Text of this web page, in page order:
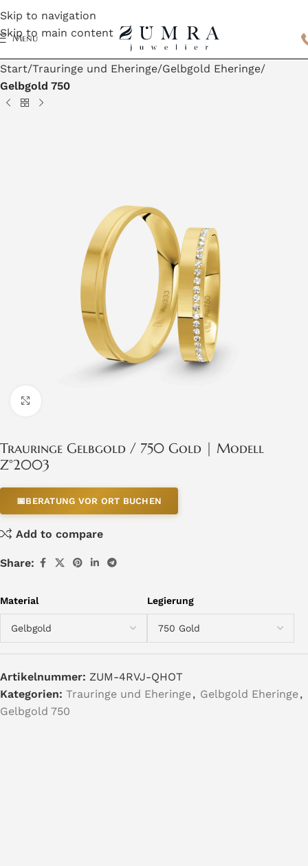
Skip to navigation
Skip to main content
Menu
Start Trauringe und Eheringe Gelbgold Eheringe
Gelbgold 750
Trauringe Gelbgold / 750 Gold | Modell
Z°2003
📅BERATUNG VOR ORT BUCHEN
Add to compare
Share:
Material Legierung
Artikelnummer: ZUM-4RVJ-QHOT
Kategorien: Trauringe und Eheringe, Gelbgold Eheringe,
Gelbgold 750